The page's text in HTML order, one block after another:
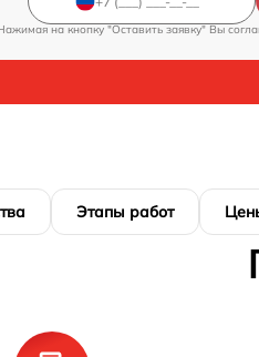
на кнопку "Оставить заявку" Вы
Этапы работ